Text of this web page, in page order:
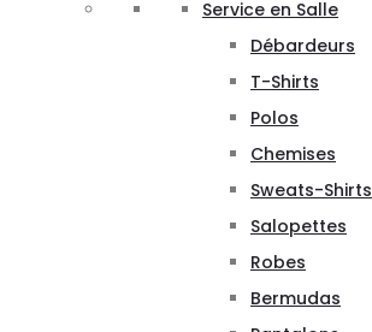
Service en Salle
Débardeurs
T-Shirts
Polos
Chemises
Sweats-Shirts
Salopettes
Robes
Bermudas